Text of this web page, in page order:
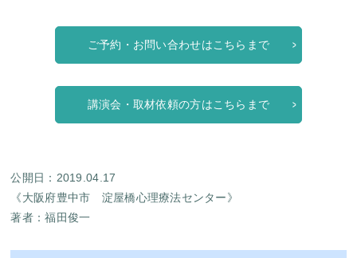
ご予約・お問い合わせはこちらまで
講演会・取材依頼の方はこちらまで
公開日：2019.04.17
《大阪府豊中市 淀屋橋心理療法センター》
著者：福田俊一